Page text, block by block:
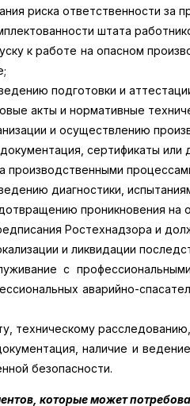
риска ответственности за
штата
к работе на опасном
подготовки и
акты и нормативные
и осуществлению
сертификаты
производственными
диагностики,
проникновения на
Ростехнадзора и
и ликвидации
с
аварийно-
техническому
наличие и
безопасности.
которые может